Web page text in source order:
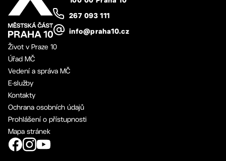
267 093 111
info@praha10.cz
Život v Praze 10
Úřad MČ
Vedení a správa MČ
E-služby
Kontakty
Ochrana osobních údajů
Prohlášení o přístupnosti
Mapa stránek